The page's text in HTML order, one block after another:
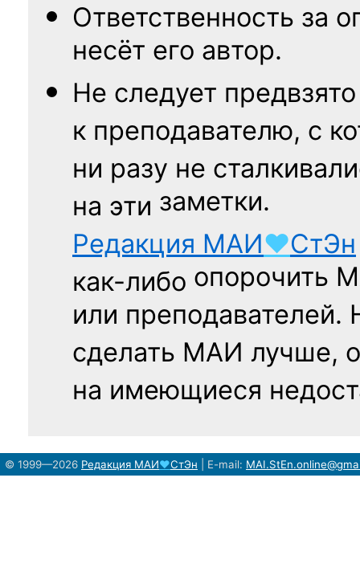
Ответственность за
несёт его автор.
Не следует
к преподавателю, с
ни разу не
на эти заметки.
Редакция МАИ♥СтЭн
как-либо опорочить
или
сделать МАИ лучше,
на имеющиеся
© 1999—2026 Редакция МАИ♥СтЭн E-mail: